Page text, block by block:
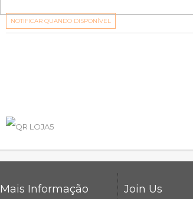
NOTIFICAR QUANDO DISPONÍVEL
Mais Informação Join Us